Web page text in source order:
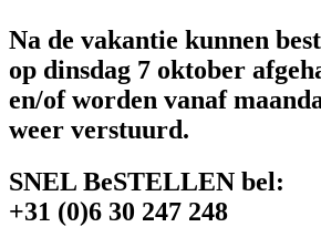
Na de vakantie kunnen
op dinsdag 7 oktober
en/of worden vanaf
weer verstuurd.
SNEL BeSTELLEN bel:
+31 (0)6 30 247 248